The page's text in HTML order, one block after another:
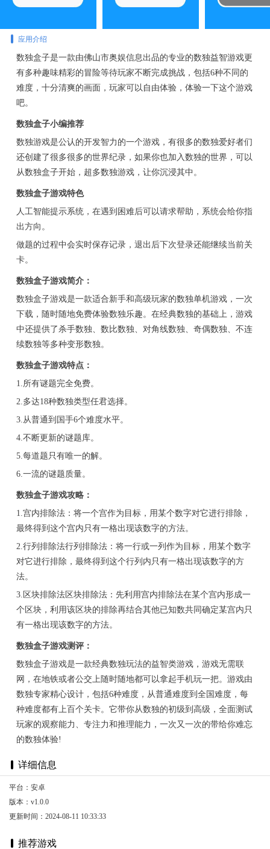
应用介绍
数独盒子是一款由佛山市奥娱信息出品的专业的数独益智游戏更
有多种趣味精彩的冒险等待玩家不断完成挑战，包括6种不同的
难度，十分清爽的画面，玩家可以自由体验，体验一下这个游戏
吧。
数独盒子小编推荐
数独游戏是公认的开发智力的一个游戏，有很多的数独爱好者们
还创建了很多很多的世界纪录，如果你也加入数独的世界，可以
从数独盒子开始，超多数独游戏，让你沉浸其中。
数独盒子游戏特色
人工智能提示系统，在遇到困难后可以请求帮助，系统会给你指
出方向。
做题的过程中会实时保存记录，退出后下次登录还能继续当前关
卡。
数独盒子游戏简介：
数独盒子游戏是一款适合新手和高级玩家的数独单机游戏，一次
下载，随时随地免费体验数独乐趣。在经典数独的基础上，游戏
中还提供了杀手数独、数比数独、对角线数独、奇偶数独、不连
续数独等多种变形数独。
数独盒子游戏特点：
1.所有谜题完全免费。
2.多达18种数独类型任君选择。
3.从普通到国手6个难度水平。
4.不断更新的谜题库。
5.每道题只有唯一的解。
6.一流的谜题质量。
数独盒子游戏攻略：
1.宫内排除法：将一个宫作为目标，用某个数字对它进行排除，
最终得到这个宫内只有一格出现该数字的方法。
2.行列排除法行列排除法：将一行或一列作为目标，用某个数字
对它进行排除，最终得到这个行列内只有一格出现该数字的方
法。
3.区块排除法区块排除法：先利用宫内排除法在某个宫内形成一
个区块，利用该区块的排除再结合其他已知数共同确定某宫内只
有一格出现该数字的方法。
数独盒子游戏测评：
数独盒子游戏是一款经典数独玩法的益智类游戏，游戏无需联
网，在地铁或者公交上随时随地都可以拿起手机玩一把。游戏由
数独专家精心设计，包括6种难度，从普通难度到全国难度，每
种难度都有上百个关卡。它带你从数独的初级到高级，全面测试
玩家的观察能力、专注力和推理能力，一次又一次的带给你难忘
的数独体验!
详细信息
平台：安卓
版本：v1.0.0
更新时间：2024-08-11 10:33:33
推荐游戏